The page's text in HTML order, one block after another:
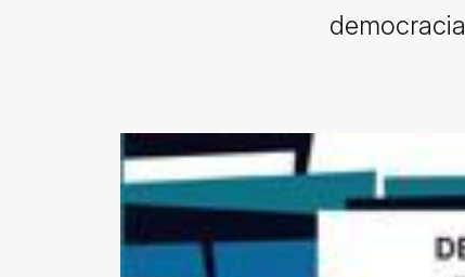
democracia